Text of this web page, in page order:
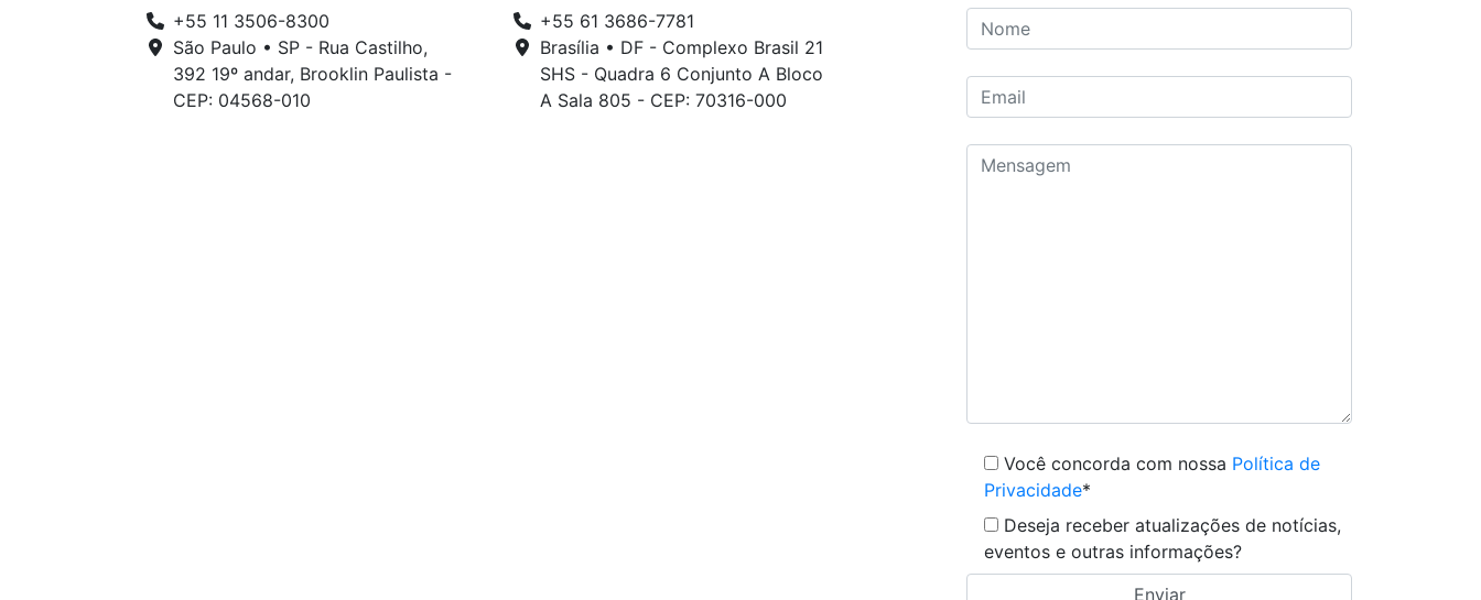
+55 11 3506-8300
São Paulo • SP - Rua Castilho,
392 19º andar, Brooklin Paulista -
CEP: 04568-010
+55 61 3686-7781
Brasília • DF - Complexo Brasil 21
SHS - Quadra 6 Conjunto A Bloco
A Sala 805 - CEP: 70316-000
Você concorda com nossa Política de
Privacidade*
Deseja receber atualizações de notícias,
eventos e outras informações?